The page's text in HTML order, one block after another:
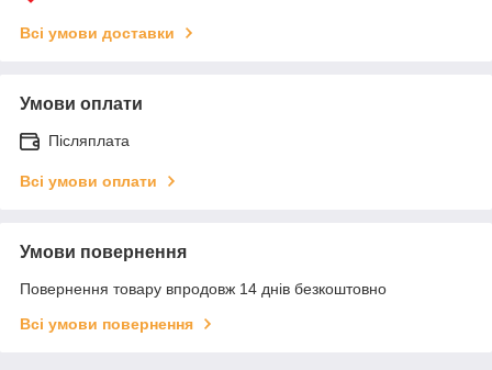
Всі умови доставки
Умови оплати
Післяплата
Всі умови оплати
Умови повернення
Повернення товару впродовж 14 днів безкоштовно
Всі умови повернення